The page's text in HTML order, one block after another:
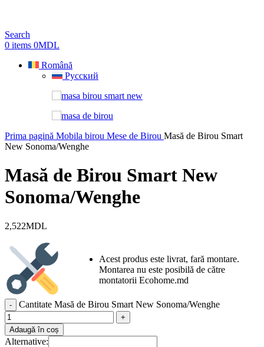
Search
0 items 0MDL
Română
Русский
Prima pagină Mobila birou Mese de Birou Masă de Birou Smart
New Sonoma/Wenghe
Masă de Birou Smart New
Sonoma/Wenghe
2,522MDL
Acest produs este livrat, fară montare.
Montarea nu este posibilă de către
montatorii Ecohome.md
Cantitate Masă de Birou Smart New Sonoma/Wenghe
Adaugă în coș
Alternative: